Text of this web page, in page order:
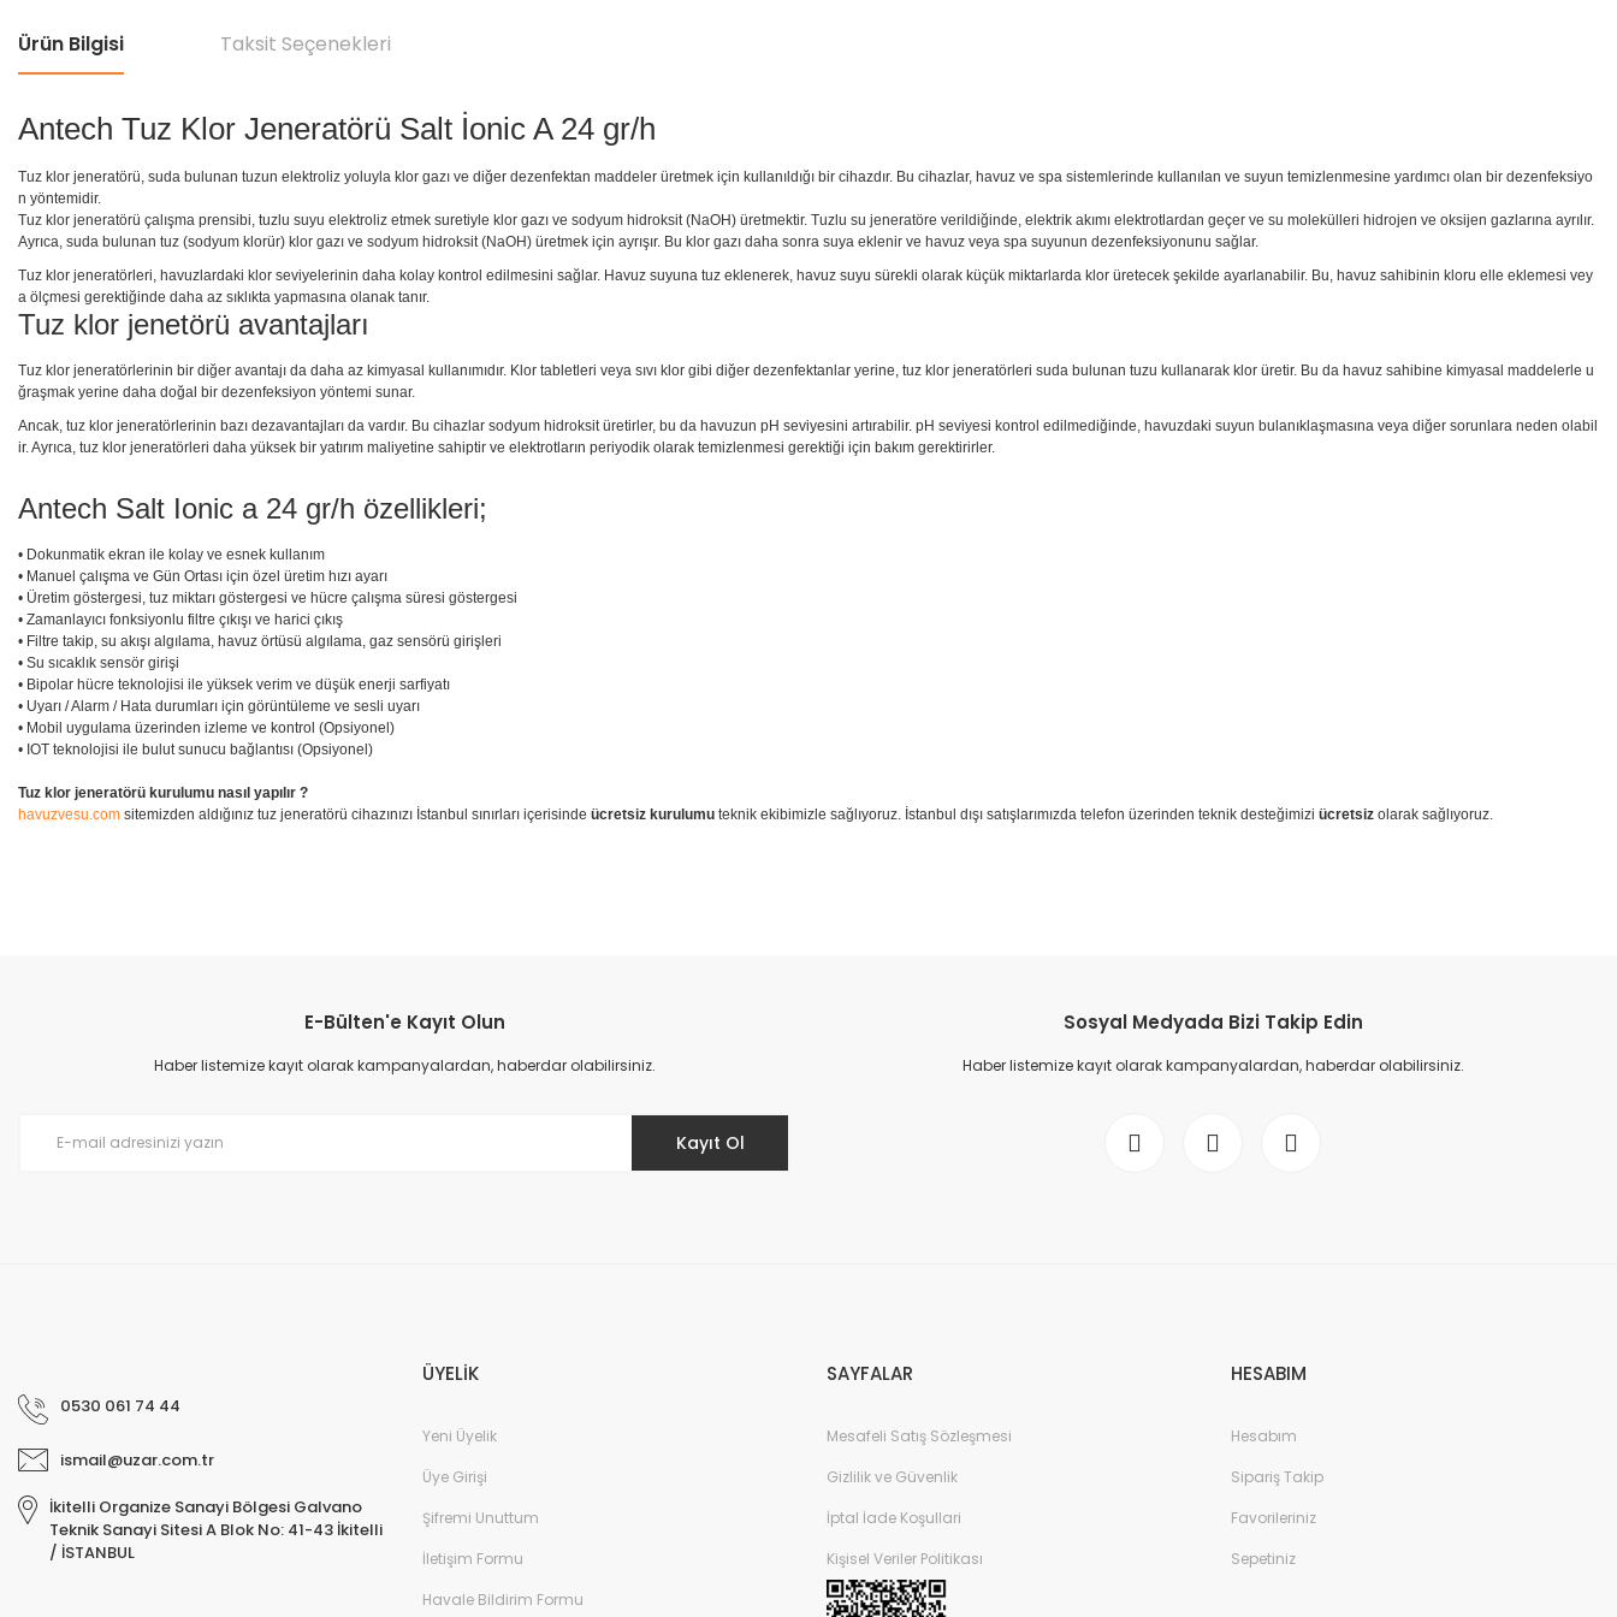
Ürün Bilgisi Taksit Seçenekleri
Antech Tuz Klor Jeneratörü Salt İonic A 24 gr/h
Tuz klor jeneratörü, suda bulunan tuzun elektroliz yoluyla klor gazı ve diğer dezenfektan maddeler üretmek için kullanıldığı bir cihazdır. Bu cihazlar, havuz ve spa sistemlerinde kullanılan ve suyun temizlenmesine yardımcı olan bir dezenfeksiyo
n yöntemidir.
Tuz klor jeneratörü çalışma prensibi, tuzlu suyu elektroliz etmek suretiyle klor gazı ve sodyum hidroksit (NaOH) üretmektir. Tuzlu su jeneratöre verildiğinde, elektrik akımı elektrotlardan geçer ve su molekülleri hidrojen ve oksijen gazlarına ayrılır.
Ayrıca, suda bulunan tuz (sodyum klorür) klor gazı ve sodyum hidroksit (NaOH) üretmek için ayrışır. Bu klor gazı daha sonra suya eklenir ve havuz veya spa suyunun dezenfeksiyonunu sağlar.
Tuz klor jeneratörleri, havuzlardaki klor seviyelerinin daha kolay kontrol edilmesini sağlar. Havuz suyuna tuz eklenerek, havuz suyu sürekli olarak küçük miktarlarda klor üretecek şekilde ayarlanabilir. Bu, havuz sahibinin kloru elle eklemesi vey
a ölçmesi gerektiğinde daha az sıklıkta yapmasına olanak tanır.
Tuz klor jenetörü avantajları
Tuz klor jeneratörlerinin bir diğer avantajı da daha az kimyasal kullanımıdır. Klor tabletleri veya sıvı klor gibi diğer dezenfektanlar yerine, tuz klor jeneratörleri suda bulunan tuzu kullanarak klor üretir. Bu da havuz sahibine kimyasal maddelerle u
ğraşmak yerine daha doğal bir dezenfeksiyon yöntemi sunar.
Ancak, tuz klor jeneratörlerinin bazı dezavantajları da vardır. Bu cihazlar sodyum hidroksit üretirler, bu da havuzun pH seviyesini artırabilir. pH seviyesi kontrol edilmediğinde, havuzdaki suyun bulanıklaşmasına veya diğer sorunlara neden olabil
ir. Ayrıca, tuz klor jeneratörleri daha yüksek bir yatırım maliyetine sahiptir ve elektrotların periyodik olarak temizlenmesi gerektiği için bakım gerektirirler.
Antech Salt Ionic a 24 gr/h özellikleri;
• Dokunmatik ekran ile kolay ve esnek kullanım
• Manuel çalışma ve Gün Ortası için özel üretim hızı ayarı
• Üretim göstergesi, tuz miktarı göstergesi ve hücre çalışma süresi göstergesi
• Zamanlayıcı fonksiyonlu filtre çıkışı ve harici çıkış
• Filtre takip, su akışı algılama, havuz örtüsü algılama, gaz sensörü girişleri
• Su sıcaklık sensör girişi
• Bipolar hücre teknolojisi ile yüksek verim ve düşük enerji sarfiyatı
• Uyarı / Alarm / Hata durumları için görüntüleme ve sesli uyarı
• Mobil uygulama üzerinden izleme ve kontrol (Opsiyonel)
• IOT teknolojisi ile bulut sunucu bağlantısı (Opsiyonel)
Tuz klor jeneratörü kurulumu nasıl yapılır ?
havuzvesu.com sitemizden aldığınız tuz jeneratörü cihazınızı İstanbul sınırları içerisinde ücretsiz kurulumu teknik ekibimizle sağlıyoruz. İstanbul dışı satışlarımızda telefon üzerinden teknik desteğimizi ücretsiz olarak sağlıyoruz.
E-Bülten'e Kayıt Olun
Haber listemize kayıt olarak kampanyalardan, haberdar olabilirsiniz.
Kayıt Ol
Sosyal Medyada Bizi Takip Edin
Haber listemize kayıt olarak kampanyalardan, haberdar olabilirsiniz.
0530 061 74 44
ismail@uzar.com.tr
İkitelli Organize Sanayi Bölgesi Galvano
Teknik Sanayi Sitesi A Blok No: 41-43 İkitelli
/ İSTANBUL
ÜYELİK
Yeni Üyelik
Üye Girişi
Şifremi Unuttum
İletişim Formu
Havale Bildirim Formu
SAYFALAR
Mesafeli Satış Sözleşmesi
Gizlilik ve Güvenlik
İptal İade Koşullari
Kişisel Veriler Politikası
HESABIM
Hesabım
Sipariş Takip
Favorileriniz
Sepetiniz